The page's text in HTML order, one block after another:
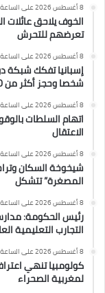
8 أغسطس 2026 على الساعة 6:34 مساءً
الخوف يلاحق عائلات
تعرضهم للتحرش
8 أغسطس 2026 على الساعة 4:43 مساءً
شخصا وحجز أكثر من 10 أطنان
8 أغسطس 2026 على الساعة 2:41 مساءً
اتهام السلطات
الاعتقال
8 أغسطس 2026 على الساعة 11:29 صباحًا
شيخوخة السكان
المصغرة” تتشكل
8 أغسطس 2026 على الساعة 11:19 صباحًا
رئيس الحكومة:
التجارب التعليمية
8 أغسطس 2026 على الساعة 11:12 صباحًا
كولومبيا تنهي
لمغربية الصحراء